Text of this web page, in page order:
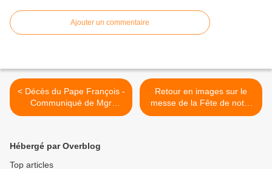
Ajouter un commentaire
< Décès du Pape François -
Communiqué de Mgr
Habert.
Retour en images sur le
messe de la Fête de notre
Communauté locale
Hébergé par Overblog
Top articles